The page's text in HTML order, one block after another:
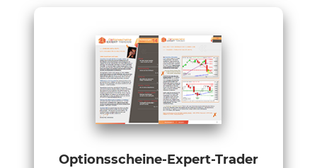
Optionsscheine-Expert-Trader